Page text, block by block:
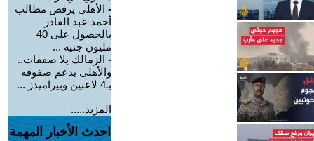
- الأهلي يرفض مطالب
أحمد عبد القادر
بالحصول على 40
مليون جنيه ...
- الزمالك بلا صفقات..
والأهلى يدعم صفوفه
بـ4 لاعبين وبيراميدز ...
المزيد.....
احدث الأخبار المهمة